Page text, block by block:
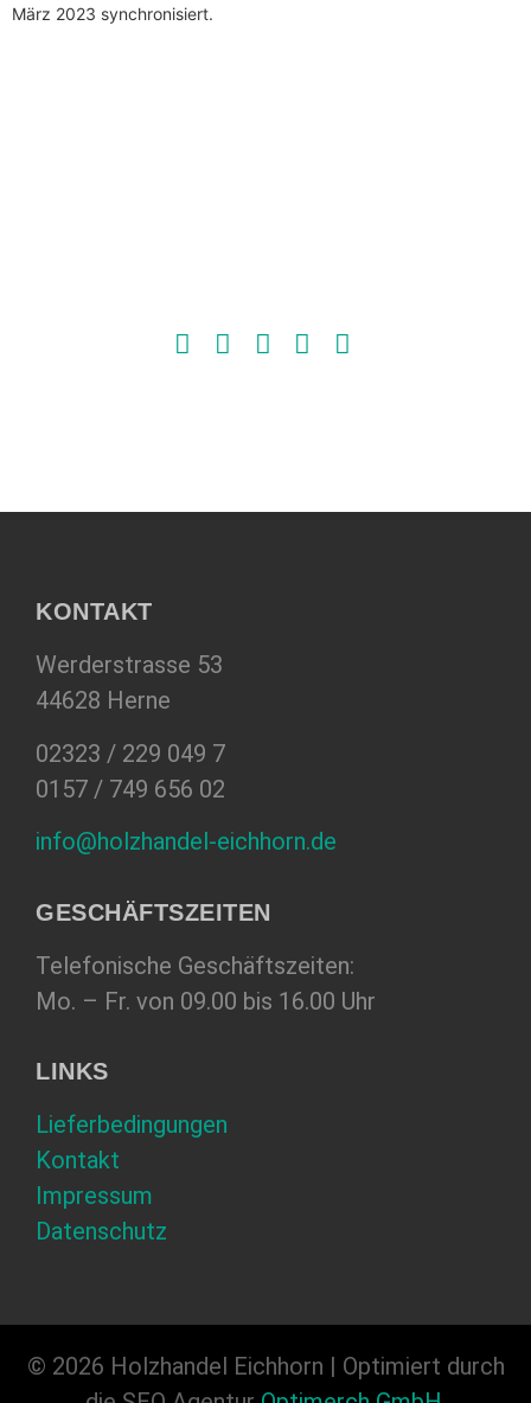
März 2023 synchronisiert.
KONTAKT
Werderstrasse 53
44628 Herne
02323 / 229 049 7
0157 / 749 656 02
info@holzhandel-eichhorn.de
GESCHÄFTSZEITEN
Telefonische Geschäftszeiten:
Mo. – Fr. von 09.00 bis 16.00 Uhr
LINKS
Lieferbedingungen
Kontakt
Impressum
Datenschutz
© 2026 Holzhandel Eichhorn | Optimiert durch